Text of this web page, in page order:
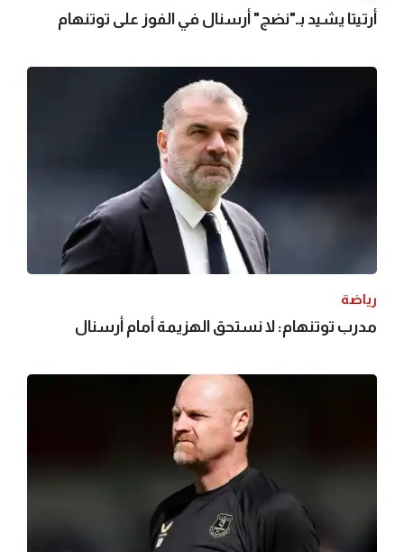
أرتيتا يشيد بـ"نضج" أرسنال في الفوز على توتنهام
رياضة
مدرب توتنهام: لا نستحق الهزيمة أمام أرسنال